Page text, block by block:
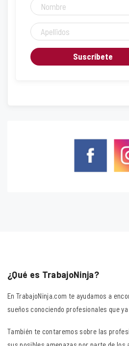
¿Qué es TrabajoNinja?
En TrabajoNinja.com te ayudamos a
sueños conociendo profesionales que
También te contaremos sobre las